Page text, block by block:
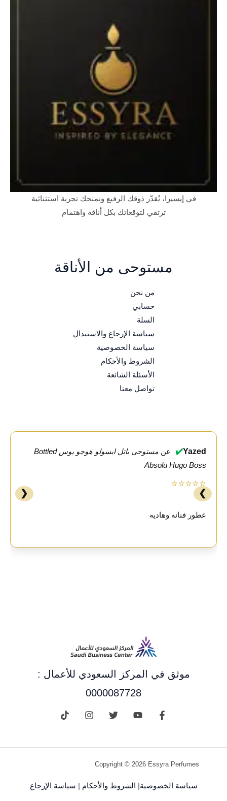
في إيسيرا، نُقدّر ذوقك الرفيع ونمنحك تجربة استثنائية
ترتقي لتوقعاتك بكل أناقة واهتمام
مستوحى من الأناقة
من نحن
حسابي
السلة
سياسة الإرجاع والاستبدال
سياسة الخصوصية
الشروط والأحكام
الأسئلة الشائعة
تواصل معنا
Yazed
✔️ عن
مستوحى باتل ابسولو هوجو بوس Bottled
Absolu Hugo Boss
⭐⭐⭐⭐⭐
عطور فنانه وهاديه
❮ ❯
موثق في المركز السعودي للأعمال :
0000087728
Copyright © 2026 Essyra Perfumes
سياسة الخصوصية الشروط والأحكام سياسة الإرجاع